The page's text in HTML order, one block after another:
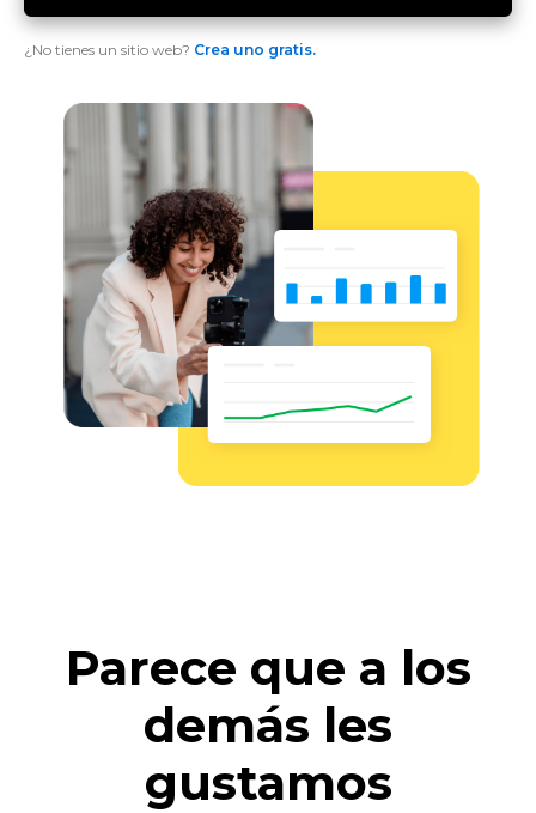
¿No tienes un sitio web? Crea uno gratis.
Parece que a los
demás les
gustamos